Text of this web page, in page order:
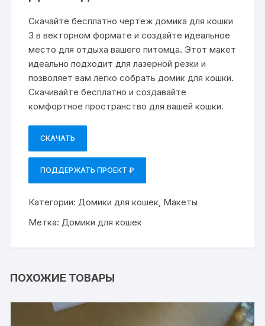
Скачайте бесплатно чертеж домика для кошки
3 в векторном формате и создайте идеальное
место для отдыха вашего питомца. Этот макет
идеально подходит для лазерной резки и
позволяет вам легко собрать домик для кошки.
Скачивайте бесплатно и создавайте
комфортное пространство для вашей кошки.
СКАЧАТЬ
ПОДДЕРЖАТЬ ПРОЕКТ ₽
Категории: Домики для кошек Макеты
Метка: Домики для кошек
ПОХОЖИЕ ТОВАРЫ